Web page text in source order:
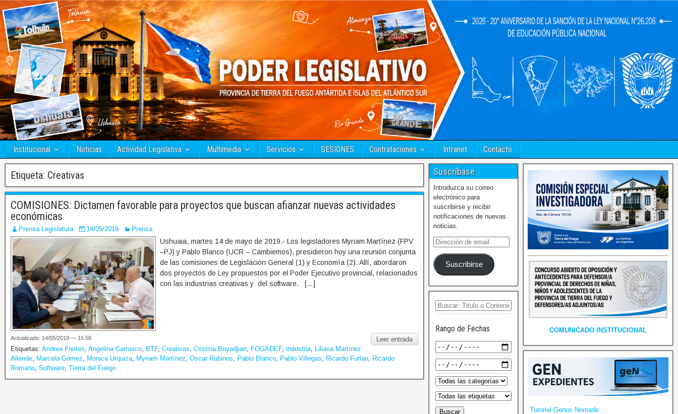
Institucional Noticias Actividad Legislativa Multimedia Servicios SESIONES Contrataciones Intranet Contacto
Etiqueta: Creativas
COMISIONES: Dictamen favorable para proyectos que buscan afianzar nuevas actividades
económicas
Prensa Legislatura 14/05/2019 Prensa
Ushuaia, martes 14 de mayo de 2019.- Los legisladores Myriam Martínez (FPV
–PJ) y Pablo Blanco (UCR – Cambiemos), presidieron hoy una reunión conjunta
de las comisiones de Legislación General (1) y Economía (2). Allí, abordaron
dos proyectos de Ley propuestos por el Poder Ejecutivo provincial, relacionados
con las industrias creativas y del software. […]
Leer entrada
Actualizado: 14/05/2019 — 16:58
Etiquetas: Andrea Freites, Angelina Carrasco, BTF, Creativas, Cristina Boyadjian, FOGADEF, industria, Liliana Martínez
Allende, Marcela Gómez, Monica Urquiza, Myriam Martínez, Oscar Rubinos, Pablo Blanco, Pablo Villegas, Ricardo Furlan, Ricardo
Romano, Software, Tierra del Fuego
Suscríbase
Introduzca su correo
electrónico para
suscribirse y recibir
notificaciones de nuevas
noticias.
Suscribirse
Rango de Fechas COMUNICADO INSTITUCIONAL
Tutorial Genus Nomade